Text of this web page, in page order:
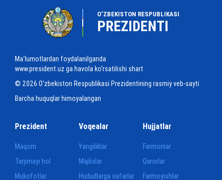
O‘ZBEKISTON RESPUBLIKASI
PREZIDENTI
Ma'lumotlardan foydalanilganda
www.president.uz ga havola ko‘rsatilishi shart
© 2026 O‘zbekiston Respublikasi Prezidentining rasmiy veb-sayti
Barcha huquqlar himoyalangan
Prezident
Maqom
Tarjimayi hol
Mukofotlar
Voqealar
Yangiliklar
Majlislar
Hududlarga safarlar
Hujjatlar
Farmonlar
Qarorlar
Farmoyishlar